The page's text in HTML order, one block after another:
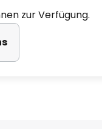
zur Verfügung.